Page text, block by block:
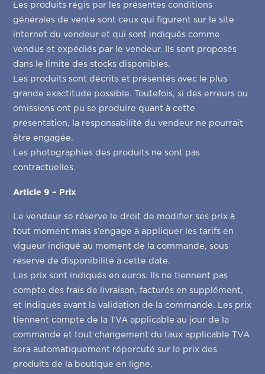
Les produits régis par les présentes conditions
générales de vente sont ceux qui figurent sur le site
internet du vendeur et qui sont indiqués comme
vendus et expédiés par le vendeur. Ils sont proposés
dans le limite des stocks disponibles.
Les produits sont décrits et présentés avec le plus
grande exactitude possible. Toutefois, si des erreurs ou
omissions ont pu se produire quant à cette
présentation, la responsabilité du vendeur ne pourrait
être engagée.
Les photographies des produits ne sont pas
contractuelles.
Article 9 – Prix
Le vendeur se réserve le droit de modifier ses prix à
tout moment mais s’engage à appliquer les tarifs en
vigueur indiqué au moment de la commande, sous
réserve de disponibilité à cette date.
Les prix sont indiqués en euros. Ils ne tiennent pas
compte des frais de livraison, facturés en supplément,
et indiqués avant la validation de la commande. Les prix
tiennent compte de la TVA applicable au jour de la
commande et tout changement du taux applicable TVA
sera automatiquement répercuté sur le prix des
produits de la boutique en ligne.